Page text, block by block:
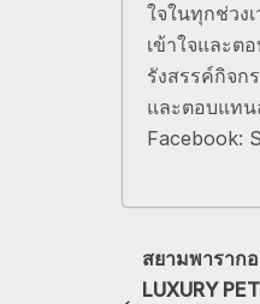
ใจในทุกช่วง
เข้าใจและต
รังสรรค์กิจก
และตอบแทน
Facebook:
สยามพาราก
LUXURY